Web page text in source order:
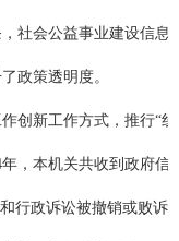
社会公益事业建设信息
政策透明度。
创新工作方式，推行“
，本机关共收到政府信
行政诉讼被撤销或败诉